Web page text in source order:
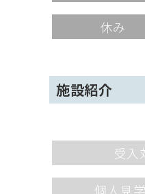
休み
施設紹介
受入
個人見